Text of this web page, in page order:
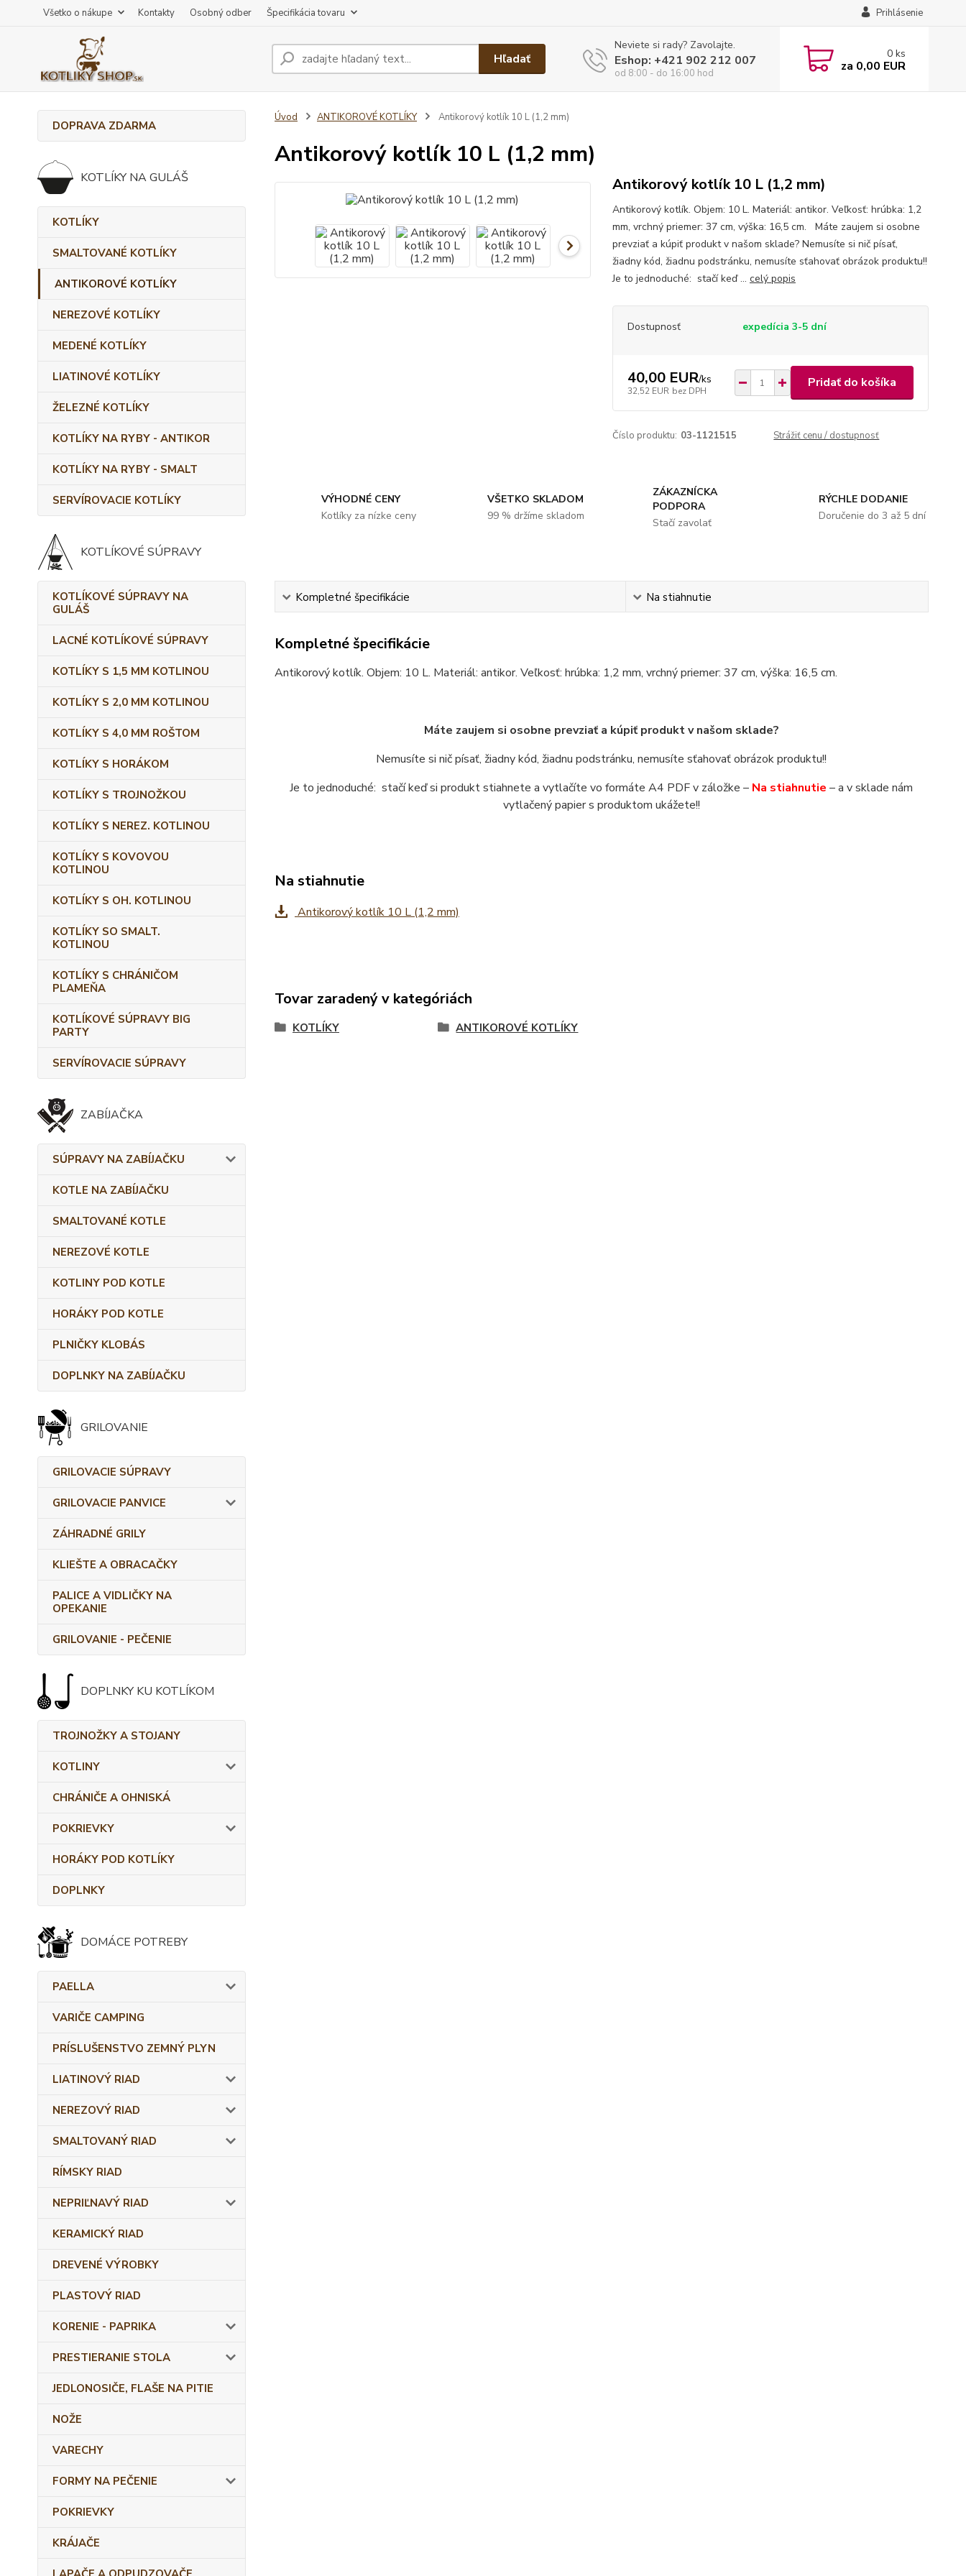
Všetko o nákupe Kontakty Osobný odber Špecifikácia tovaru Prihlásenie
Hľadať
Neviete si rady? Zavolajte.
Eshop: +421 902 212 007
od 8:00 - do 16:00 hod
0 ks
za 0,00 EUR
DOPRAVA ZDARMA
KOTLÍKY NA GULÁŠ
KOTLÍKY
SMALTOVANÉ KOTLÍKY
ANTIKOROVÉ KOTLÍKY
NEREZOVÉ KOTLÍKY
MEDENÉ KOTLÍKY
LIATINOVÉ KOTLÍKY
ŽELEZNÉ KOTLÍKY
KOTLÍKY NA RYBY - ANTIKOR
KOTLÍKY NA RYBY - SMALT
SERVÍROVACIE KOTLÍKY
KOTLÍKOVÉ SÚPRAVY
KOTLÍKOVÉ SÚPRAVY NA
GULÁŠ
LACNÉ KOTLÍKOVÉ SÚPRAVY
KOTLÍKY S 1,5 MM KOTLINOU
KOTLÍKY S 2,0 MM KOTLINOU
KOTLÍKY S 4,0 MM ROŠTOM
KOTLÍKY S HORÁKOM
KOTLÍKY S TROJNOŽKOU
KOTLÍKY S NEREZ. KOTLINOU
KOTLÍKY S KOVOVOU
KOTLINOU
KOTLÍKY S OH. KOTLINOU
KOTLÍKY SO SMALT.
KOTLINOU
KOTLÍKY S CHRÁNIČOM
PLAMEŇA
KOTLÍKOVÉ SÚPRAVY BIG
PARTY
SERVÍROVACIE SÚPRAVY
ZABÍJAČKA
SÚPRAVY NA ZABÍJAČKU
KOTLE NA ZABÍJAČKU
SMALTOVANÉ KOTLE
NEREZOVÉ KOTLE
KOTLINY POD KOTLE
HORÁKY POD KOTLE
PLNIČKY KLOBÁS
DOPLNKY NA ZABÍJAČKU
GRILOVANIE
GRILOVACIE SÚPRAVY
GRILOVACIE PANVICE
ZÁHRADNÉ GRILY
KLIEŠTE A OBRACAČKY
PALICE A VIDLIČKY NA
OPEKANIE
GRILOVANIE - PEČENIE
DOPLNKY KU KOTLÍKOM
TROJNOŽKY A STOJANY
KOTLINY
CHRÁNIČE A OHNISKÁ
POKRIEVKY
HORÁKY POD KOTLÍKY
DOPLNKY
DOMÁCE POTREBY
PAELLA
VARIČE CAMPING
PRÍSLUŠENSTVO ZEMNÝ PLYN
LIATINOVÝ RIAD
NEREZOVÝ RIAD
SMALTOVANÝ RIAD
RÍMSKY RIAD
NEPRIĽNAVÝ RIAD
KERAMICKÝ RIAD
DREVENÉ VÝROBKY
PLASTOVÝ RIAD
KORENIE - PAPRIKA
PRESTIERANIE STOLA
JEDLONOSIČE, FLAŠE NA PITIE
NOŽE
VARECHY
FORMY NA PEČENIE
POKRIEVKY
KRÁJAČE
Úvod ANTIKOROVÉ KOTLÍKY Antikorový kotlík 10 L (1,2 mm)
Antikorový kotlík 10 L (1,2 mm)
Antikorový kotlík 10 L (1,2 mm)
Antikorový kotlík. Objem: 10 L. Materiál: antikor. Veľkosť: hrúbka: 1,2
mm, vrchný priemer: 37 cm, výška: 16,5 cm. Máte zaujem si osobne
prevziať a kúpiť produkt v našom sklade? Nemusíte si nič písať,
žiadny kód, žiadnu podstránku, nemusíte sťahovať obrázok produktu!!
Je to jednoduché: stačí keď ... celý popis
Dostupnosť expedícia 3-5 dní
40,00 EUR/ks
32,52 EUR bez DPH
Pridať do košíka
Číslo produktu: 03-1121515 Strážiť cenu / dostupnosť
VÝHODNÉ CENY
Kotlíky za nízke ceny
VŠETKO SKLADOM
99 % držíme skladom
ZÁKAZNÍCKA
PODPORA
Stačí zavolať
RÝCHLE DODANIE
Doručenie do 3 až 5 dní
Kompletné špecifikácie Na stiahnutie
Kompletné špecifikácie
Antikorový kotlík. Objem: 10 L. Materiál: antikor. Veľkosť: hrúbka: 1,2 mm, vrchný priemer: 37 cm, výška: 16,5 cm.
Máte zaujem si osobne prevziať a kúpiť produkt v našom sklade?
Nemusíte si nič písať, žiadny kód, žiadnu podstránku, nemusíte sťahovať obrázok produktu!!
Je to jednoduché: stačí keď si produkt stiahnete a vytlačíte vo formáte A4 PDF v záložke – Na stiahnutie – a v sklade nám
vytlačený papier s produktom ukážete!!
Na stiahnutie
Antikorový kotlík 10 L (1,2 mm)
Tovar zaradený v kategóriách
KOTLÍKY ANTIKOROVÉ KOTLÍKY